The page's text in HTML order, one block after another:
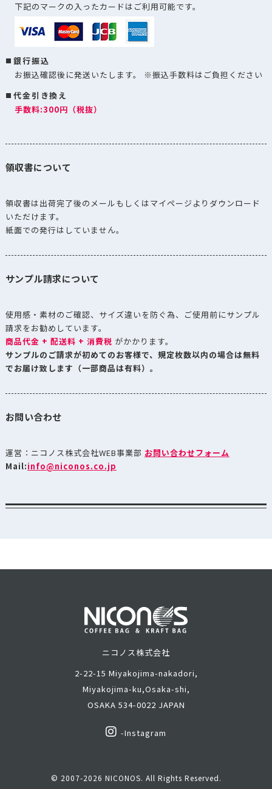
下記のマークの入ったカードはご利用可能です。
銀行振込
お振込確認後に発送いたします。 ※振込手数料はご負担ください
代金引き換え
手数料:300円（税抜）
領収書について
領収書は出荷完了後のメールもしくはマイページよりダウンロード
いただけます。
紙面での発行はしていません。
サンプル請求について
使用感・素材のご確認、サイズ違いを防ぐ為、ご使用前にサンプル
請求をお勧めしています。
商品代金 + 配送料 + 消費税 がかかります。
サンプルのご請求が初めてのお客様で、規定枚数以内の場合は無料
でお届け致します（一部商品は有料）。
お問い合わせ
運営：ニコノス株式会社WEB事業部 お問い合わせフォーム
Mail:info@niconos.co.jp
ニコノス株式会社
2-22-15 Miyakojima-nakadori,
Miyakojima-ku,Osaka-shi,
OSAKA 534-0022 JAPAN
-Instagram
© 2007-2026 NICONOS. All Rights Reserved.